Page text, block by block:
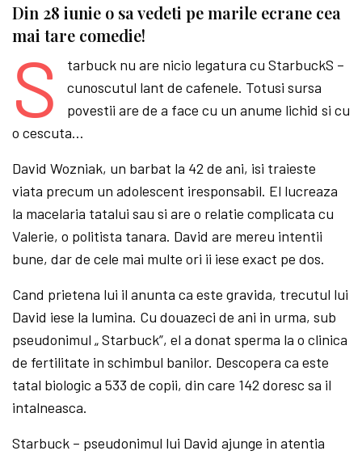
Din 28 iunie o sa vedeti pe marile ecrane cea
mai tare comedie!
S
tarbuck nu are nicio legatura cu StarbuckS –
cunoscutul lant de cafenele. Totusi sursa
povestii are de a face cu un anume lichid si cu
o cescuta…
David Wozniak, un barbat la 42 de ani, isi traieste
viata precum un adolescent iresponsabil. El lucreaza
la macelaria tatalui sau si are o relatie complicata cu
Valerie, o politista tanara. David are mereu intentii
bune, dar de cele mai multe ori ii iese exact pe dos.
Cand prietena lui il anunta ca este gravida, trecutul lui
David iese la lumina. Cu douazeci de ani in urma, sub
pseudonimul „ Starbuck”, el a donat sperma la o clinica
de fertilitate in schimbul banilor. Descopera ca este
tatal biologic a 533 de copii, din care 142 doresc sa il
intalneasca.
Starbuck – pseudonimul lui David ajunge in atentia